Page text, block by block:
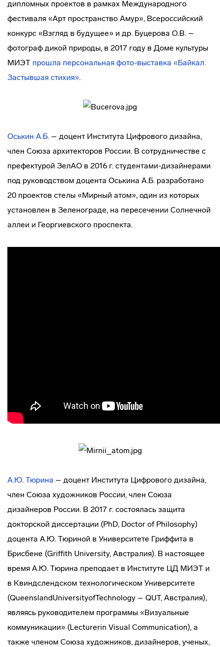
дипломных проектов в рамках Международного
фестиваля «Арт пространство Амур», Всероссийский
конкурс «Взгляд в будущее» и др. Буцерова О.В. –
фотограф дикой природы, в 2017 году в Доме культуры
МИЭТ прошла персональная фото-выставка «Байкал.
Застывшая стихия».
Оськин А.Б. – доцент Института Цифрового дизайна,
член Союза архитекторов России. В сотрудничестве с
префектурой ЗелАО в 2016 г. студентами-дизайнерами
под руководством доцента Оськина А.Б. разработано
20 проектов стелы «Мирный атом», один из которых
установлен в Зеленограде, на пересечении Солнечной
аллеи и Георгиевского проспекта.
А.Ю. Тюрина – доцент Института Цифрового дизайна,
член Союза художников России, член Союза
дизайнеров России. В 2017 г. состоялась защита
докторской диссертации (PhD, Doctor of Philosophy)
доцента А.Ю. Тюриной в Университете Гриффита в
Брисбене (Griffith University, Австралия). В настоящее
время А.Ю. Тюрина преподает в Институте ЦД МИЭТ и
в Квиндслендском технологическом Университете
(QueenslandUniversityofTechnology – QUT, Австралия),
являясь руководителем программы «Визуальные
коммуникации» (Lecturerin Visual Communication), а
также членом Союза художников, дизайнеров, ученых,